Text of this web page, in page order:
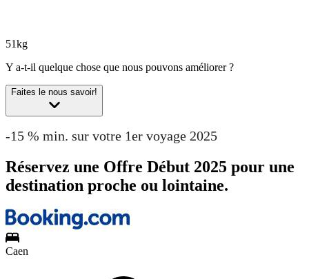
51kg
Y a-t-il quelque chose que nous pouvons améliorer ?
Faites le nous savoir!
-15 % min. sur votre 1er voyage 2025
Réservez une Offre Début 2025 pour une
destination proche ou lointaine.
Caen